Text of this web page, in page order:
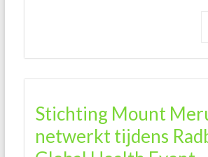
Stichting Mount
netwerkt tijdens